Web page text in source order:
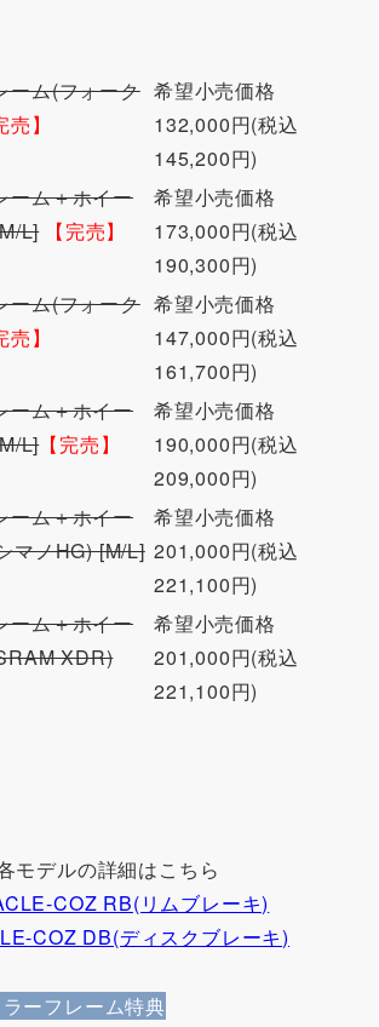
ーム(フォーク
売】
希望小売価格
132,000円(税込
145,200円)
ーム＋ホイー
L]
【完売】
希望小売価格
173,000円(税込
190,300円)
ーム(フォーク
売】
希望小売価格
147,000円(税込
161,700円)
ーム＋ホイー
L]【完売】
希望小売価格
190,000円(税込
209,000円)
ーム＋ホイー
マノHG) [M/L]
希望小売価格
201,000円(税込
221,100円)
ーム＋ホイー
XDR)
希望小売価格
201,000円(税込
221,100円)
モデルの詳細はこちら
COZ RB(リムブレーキ)
COZ DB(ディスクブレーキ)
ーフレーム特典